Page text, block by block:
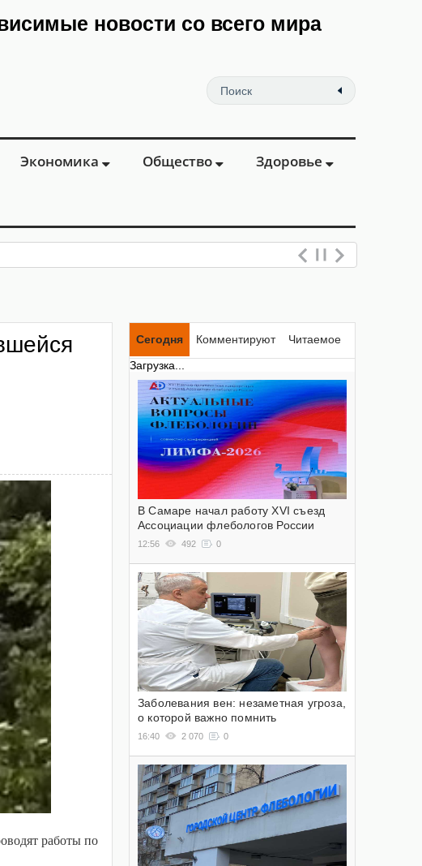
новости со всего мира
Экономика Общество Здоровье
работы по
Сегодня Комментируют
Читаемое
Загрузка...
В Самаре начал работу XVI съезд
Ассоциации флебологов России
12:56 492 0
Заболевания вен: незаметная угроза,
о которой важно помнить
16:40 2 070 0